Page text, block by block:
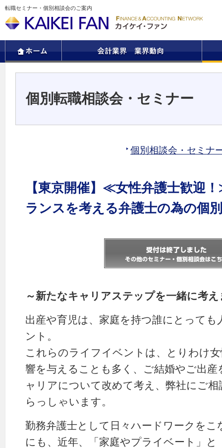
転職セミナー・個別相談会のご案内
個別転職相談会・セミナー
個別相談会・セミナ
【東京開催】≪女性弁護士歓迎
ランスを考える弁護士の為の個
～新たなキャリアステップを一緒に考え
出産や育児は、家庭を持つ誰にとっても
ント。
これらのライフイベントは、とりわけ
響を与えることも多く、ご結婚やご出
ャリアについて改めて考え、弊社にご
らっしゃいます。
勤務弁護士として日々ハードワークをこ
にも、近年、「家庭やプライベート」